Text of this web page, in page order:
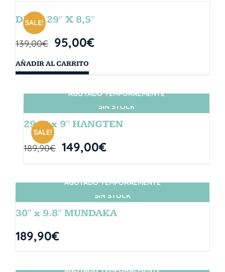
SALE!
DROP 29″ X 8,5″
139,00€ 95,00€
AÑADIR AL CARRITO
SIN STOCK
SALE!
AGOTADO TEMPORALMENTE
29.5″ x 9″ HANGTEN
189,90€ 149,00€
SIN STOCK
AGOTADO TEMPORALMENTE
30″ x 9.8″ MUNDAKA
189,90€
AGOTADO TEMPORALMENTE